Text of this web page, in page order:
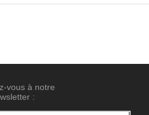
vous à notre
: